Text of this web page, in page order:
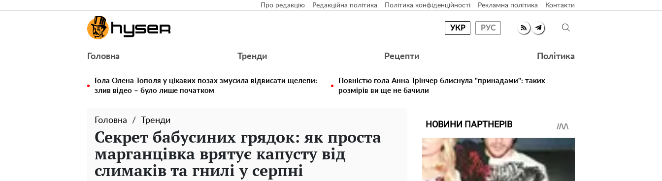
Про редакцію Редакційна політика Політика конфіденційності Рекламна політика Контакти
УКР РУС
Головна Тренди Рецепти Політика
Гола Олена Тополя у цікавих позах змусила відвисати щелепи:
злив відео – було лише початком
Повністю гола Анна Трінчер блиснула "принадами": таких
розмірів ви ще не бачили
Головна Тренди
Секрет бабусиних грядок: як проста
марганцівка врятує капусту від
слимаків та гнилі у серпні
НОВИНИ ПАРТНЕРІВ